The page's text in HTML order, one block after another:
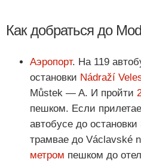
Как добраться до
Аэропорт. На 119
остановки Nádraží
Můstek — A. И пройти
пешком. Если
автобусе до
трамвае до Václavské
метром пешком до